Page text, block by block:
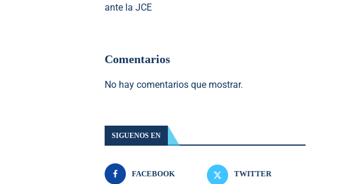
ante la JCE
Comentarios
No hay comentarios que mostrar.
SIGUENOS EN
FACEBOOK TWITTER